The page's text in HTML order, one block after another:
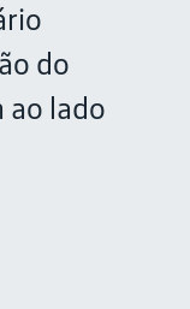
do
ao lado